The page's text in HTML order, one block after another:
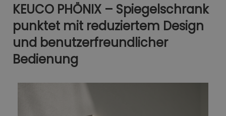
KEUCO PHÖNIX – Spiegelschrank
punktet mit reduziertem Design
und benutzerfreundlicher
Bedienung